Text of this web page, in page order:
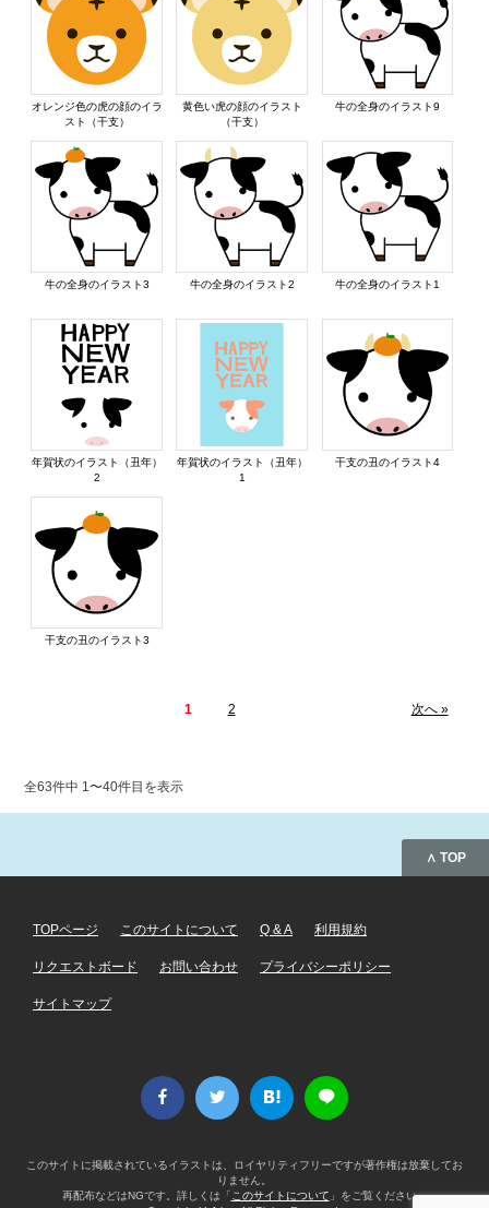
オレンジ色の虎の顔のイラ
スト（干支）
黄色い虎の顔のイラスト
（干支）
牛の全身のイラスト9
牛の全身のイラスト3 牛の全身のイラスト2 牛の全身のイラスト1
年賀状のイラスト（丑年）
2
年賀状のイラスト（丑年）
1
干支の丑のイラスト4
干支の丑のイラスト3
1 2 次へ »
全63件中 1〜40件目を表示
∧ TOP
TOPページ このサイトについて Q & A 利用規約
リクエストボード お問い合わせ プライバシーポリシー
サイトマップ
このサイトに掲載されているイラストは、ロイヤリティフリーですが著作権は放棄してお
りません。
再配布などはNGです。詳しくは「 このサイトについて 」をご覧ください。